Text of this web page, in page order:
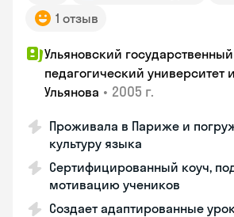
1 отзыв
Ульяновский государственный
педагогический университет
Ульянова • 2005 г.
Проживала в Париже и
культуру языка
Сертифицированный коуч,
мотивацию учеников
Создает адаптированные